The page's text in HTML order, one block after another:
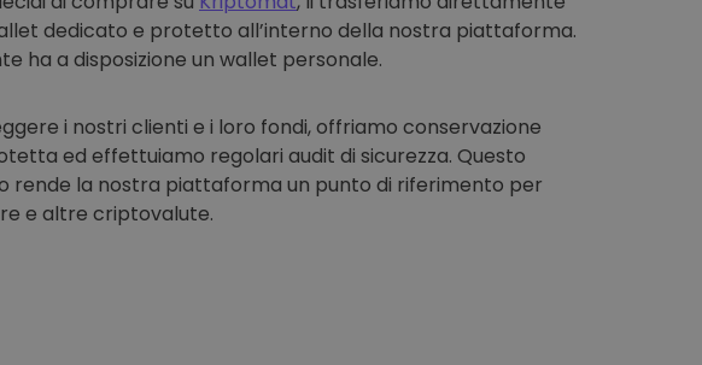
dedicato e protetto all’interno della nostra piattaforma.
ha a disposizione un wallet personale.
i nostri clienti e i loro fondi, offriamo conservazione
ed effettuiamo regolari audit di sicurezza. Questo
rende la nostra piattaforma un punto di riferimento per
e altre criptovalute.